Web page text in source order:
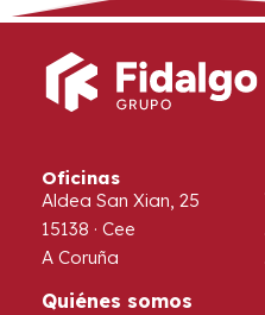
Oficinas
Aldea San Xian, 25
15138 · Cee
A Coruña
Quiénes somos